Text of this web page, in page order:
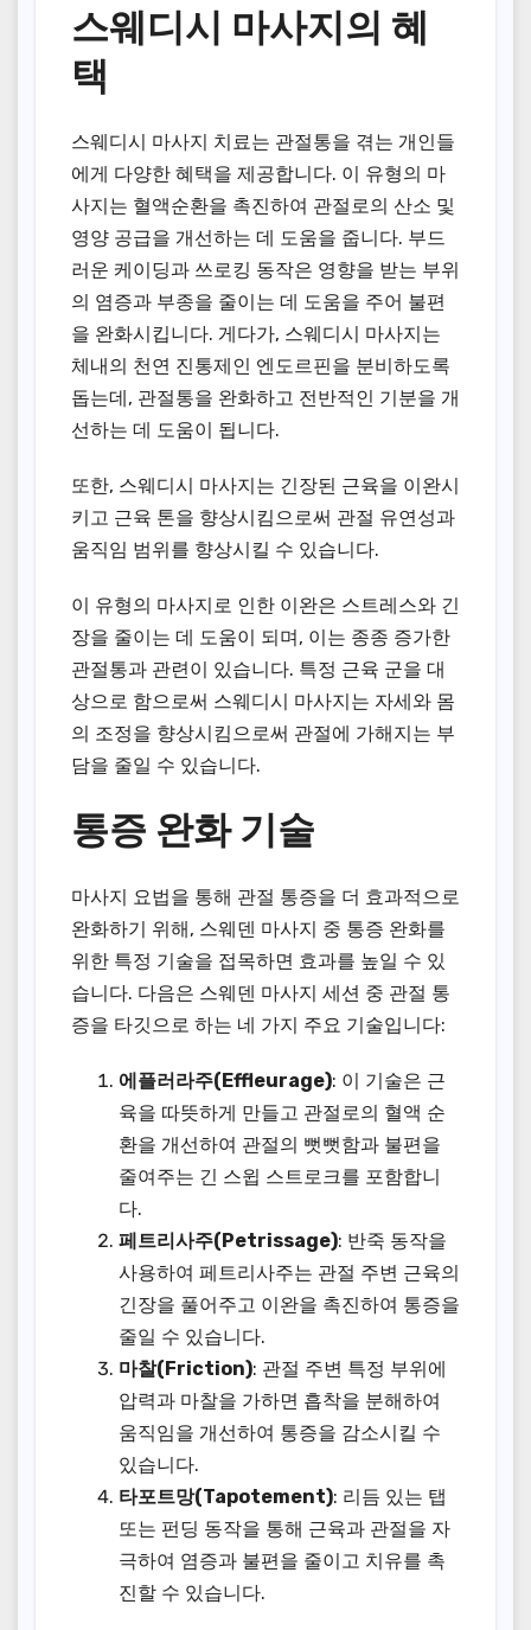
스웨디시 마사지의 혜
택
스웨디시 마사지 치료는 관절통을 겪는 개인들
에게 다양한 혜택을 제공합니다. 이 유형의 마
사지는 혈액순환을 촉진하여 관절로의 산소 및
영양 공급을 개선하는 데 도움을 줍니다. 부드
러운 케이딩과 쓰로킹 동작은 영향을 받는 부위
의 염증과 부종을 줄이는 데 도움을 주어 불편
을 완화시킵니다. 게다가, 스웨디시 마사지는
체내의 천연 진통제인 엔도르핀을 분비하도록
돕는데, 관절통을 완화하고 전반적인 기분을 개
선하는 데 도움이 됩니다.
또한, 스웨디시 마사지는 긴장된 근육을 이완시
키고 근육 톤을 향상시킴으로써 관절 유연성과
움직임 범위를 향상시킬 수 있습니다.
이 유형의 마사지로 인한 이완은 스트레스와 긴
장을 줄이는 데 도움이 되며, 이는 종종 증가한
관절통과 관련이 있습니다. 특정 근육 군을 대
상으로 함으로써 스웨디시 마사지는 자세와 몸
의 조정을 향상시킴으로써 관절에 가해지는 부
담을 줄일 수 있습니다.
통증 완화 기술
마사지 요법을 통해 관절 통증을 더 효과적으로
완화하기 위해, 스웨덴 마사지 중 통증 완화를
위한 특정 기술을 접목하면 효과를 높일 수 있
습니다. 다음은 스웨덴 마사지 세션 중 관절 통
증을 타깃으로 하는 네 가지 주요 기술입니다:
에플러라주(Effleurage): 이 기술은 근
육을 따뜻하게 만들고 관절로의 혈액 순
환을 개선하여 관절의 뻣뻣함과 불편을
줄여주는 긴 스윕 스트로크를 포함합니
다.
페트리사주(Petrissage): 반죽 동작을
사용하여 페트리사주는 관절 주변 근육의
긴장을 풀어주고 이완을 촉진하여 통증을
줄일 수 있습니다.
마찰(Friction): 관절 주변 특정 부위에
압력과 마찰을 가하면 흡착을 분해하여
움직임을 개선하여 통증을 감소시킬 수
있습니다.
타포트망(Tapotement): 리듬 있는 탭
또는 펀딩 동작을 통해 근육과 관절을 자
극하여 염증과 불편을 줄이고 치유를 촉
진할 수 있습니다.